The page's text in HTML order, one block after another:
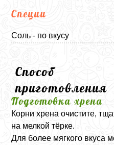
Специи
Соль - по вкусу
Способ
приготовления
Подготовка хрена
Корни хрена очистите,
на мелкой тёрке.
Для более мягкого вкуса